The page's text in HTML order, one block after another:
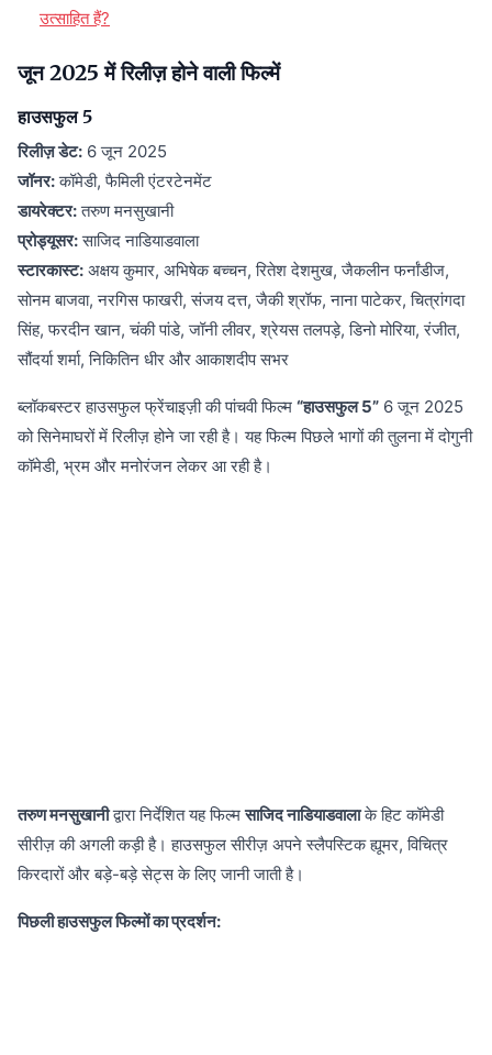
उत्साहित हैं?
जून 2025 में रिलीज़ होने वाली फिल्में
हाउसफुल 5
रिलीज़ डेट: 6 जून 2025
जॉनर:कॉमेडी, फैमिली एंटरटेनमेंट
डायरेक्टर:तरुण मनसुखानी
प्रोड्यूसर:साजिद नाडियाडवाला
स्टारकास्ट: अक्षय कुमार, अभिषेक बच्चन, रितेश देशमुख, जैकलीन फर्नांडीज,
सोनम बाजवा, नरगिस फाखरी, संजय दत्त, जैकी श्रॉफ, नाना पाटेकर, चित्रांगदा
सिंह, फरदीन खान, चंकी पांडे, जॉनी लीवर, श्रेयस तलपड़े, डिनो मोरिया, रंजीत,
सौंदर्या शर्मा, निकितिन धीर और आकाशदीप सभर
ब्लॉकबस्टर हाउसफुल फ्रेंचाइज़ी की पांचवी फिल्म “हाउसफुल 5” 6 जून 2025
को सिनेमाघरों में रिलीज़ होने जा रही है। यह फिल्म पिछले भागों की तुलना में दोगुनी
कॉमेडी, भ्रम और मनोरंजन लेकर आ रही है।
तरुण मनसुखानीद्वारा निर्देशित यह फिल्मसाजिद नाडियाडवालाके हिट कॉमेडी
सीरीज़ की अगली कड़ी है। हाउसफुल सीरीज़ अपने स्लैपस्टिक ह्यूमर, विचित्र
किरदारों और बड़े-बड़े सेट्स के लिए जानी जाती है।
पिछली हाउसफुल फिल्मों का प्रदर्शन: